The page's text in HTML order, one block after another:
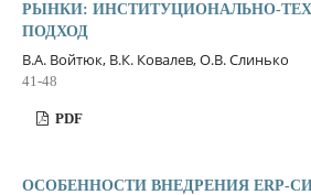
РЫНКИ: ИНСТИТУЦИОНАЛЬНО-
ПОДХОД
В.А. Войтюк, В.К. Ковалев, О.В. Слинько
41-48
PDF
ОСОБЕННОСТИ ВНЕДРЕНИЯ ERP-